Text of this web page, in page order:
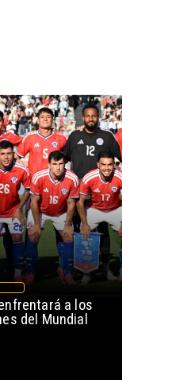
a los
del Mundial